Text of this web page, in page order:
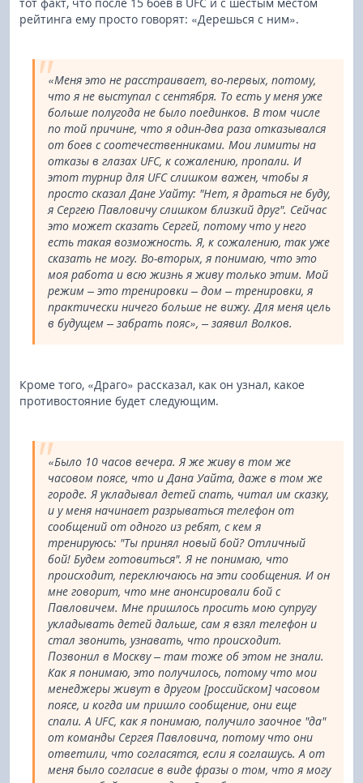
рейтинга ему просто говорят: «Дерешься с ним».
«Меня это не расстраивает, во-первых, потому,
что я не выступал с сентября. То есть у меня уже
больше полугода не было поединков. В том числе
по той причине, что я один-два раза отказывался
от боев с соотечественниками. Мои лимиты на
отказы в глазах UFC, к сожалению, пропали. И
этот турнир для UFC слишком важен, чтобы я
просто сказал Дане Уайту: "Нет, я драться не буду,
я Сергею Павловичу слишком близкий друг". Сейчас
это может сказать Сергей, потому что у него
есть такая возможность. Я, к сожалению, так уже
сказать не могу. Во-вторых, я понимаю, что это
моя работа и всю жизнь я живу только этим. Мой
режим – это тренировки – дом – тренировки, я
практически ничего больше не вижу. Для меня цель
в будущем – забрать пояс», – заявил Волков.
Кроме того, «Драго» рассказал, как он узнал, какое
противостояние будет следующим.
«Было 10 часов вечера. Я же живу в том же
часовом поясе, что и Дана Уайта, даже в том же
городе. Я укладывал детей спать, читал им сказку,
и у меня начинает разрываться телефон от
сообщений от одного из ребят, с кем я
тренируюсь: "Ты принял новый бой? Отличный
бой! Будем готовиться". Я не понимаю, что
происходит, переключаюсь на эти сообщения. И он
мне говорит, что мне анонсировали бой с
Павловичем. Мне пришлось просить мою супругу
укладывать детей дальше, сам я взял телефон и
стал звонить, узнавать, что происходит.
Позвонил в Москву – там тоже об этом не знали.
Как я понимаю, это получилось, потому что мои
менеджеры живут в другом [российском] часовом
поясе, и когда им пришло сообщение, они еще
спали. А UFC, как я понимаю, получило заочное "да"
от команды Сергея Павловича, потому что они
ответили, что согласятся, если я соглашусь. А от
меня было согласие в виде фразы о том, что я могу